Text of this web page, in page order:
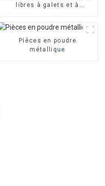
libres à galets et à
Pièces en poudre
métallique